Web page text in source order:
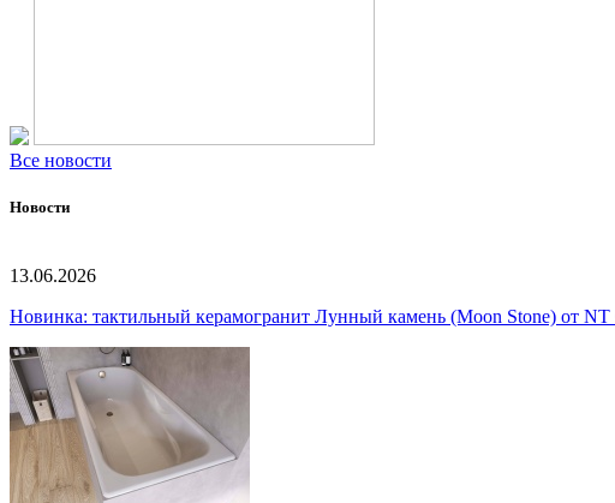
Все новости
Новости
13.06.2026
Новинка: тактильный керамогранит Лунный камень (Moon Stone) от NT